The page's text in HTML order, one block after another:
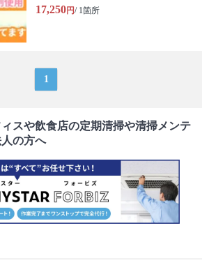
17,250円/ 1箇所
1
スや飲食店の定期清掃や清掃メンテ
の方へ